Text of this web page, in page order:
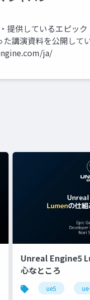
提供しているエピッ
講演資料を公開して
ja/
Unreal Engine5
心なところ
ue5